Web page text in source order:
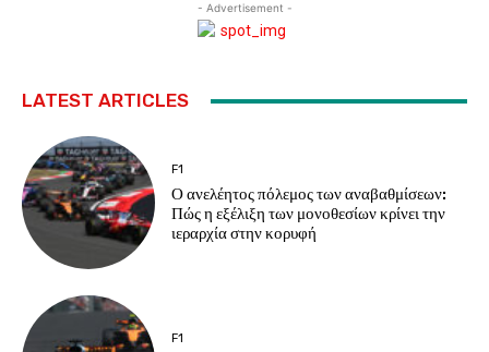
- Advertisement -
LATEST ARTICLES
F1
Ο ανελέητος πόλεμος των αναβαθμίσεων:
Πώς η εξέλιξη των μονοθεσίων κρίνει την
ιεραρχία στην κορυφή
F1